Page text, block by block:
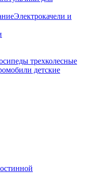
Электрокачели и
трехколесные
детские